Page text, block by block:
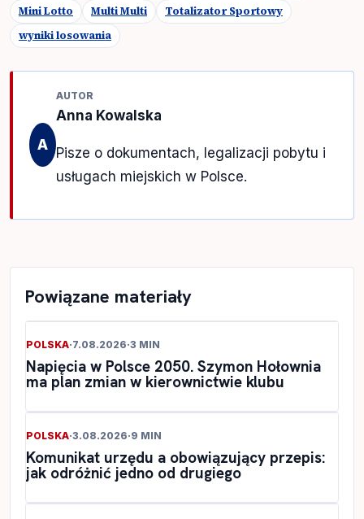
Mini Lotto
Multi Multi
Totalizator Sportowy
wyniki losowania
A
AUTOR
Anna Kowalska
Pisze o dokumentach, legalizacji pobytu i
usługach miejskich w Polsce.
Powiązane materiały
POLSKA·7.08.2026·3 MIN
Napięcia w Polsce 2050. Szymon Hołownia
ma plan zmian w kierownictwie klubu
POLSKA·3.08.2026·9 MIN
Komunikat urzędu a obowiązujący przepis:
jak odróżnić jedno od drugiego